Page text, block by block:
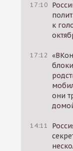
17:10
к
17:12
они
14:11